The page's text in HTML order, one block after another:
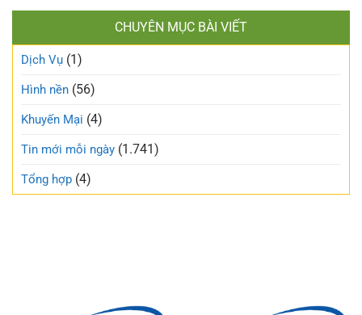
CHUYÊN MỤC BÀI VIẾT
Dịch Vụ (1)
Hình nền (56)
Khuyến Mại (4)
Tin mới mỗi ngày (1.741)
Tổng hợp (4)